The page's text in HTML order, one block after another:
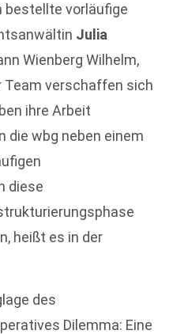
bestellte vorläufige
Julia
Wienberg Wilhelm,
Team verschaffen sich
ihre Arbeit
die wbg neben einem
diese
heißt es in der
des
Dilemma: Eine